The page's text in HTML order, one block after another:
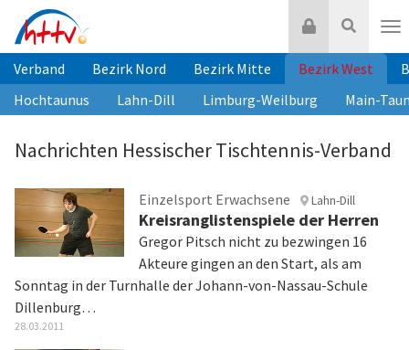
Inhalt
springen
Suche
Login
Verband Bezirk Nord Bezirk Mitte Bezirk West
Hochtaunus
Lahn-Dill Limburg-Weilburg Main-
Nachrichten Hessischer Tischtennis-Verband
Einzelsport Erwachsene Lahn-Dill
Kreisranglistenspiele der Herren
Gregor Pitsch nicht zu bezwingen 16
Akteure gingen an den Start, als am
Sonntag in der Turnhalle der Johann-von-Nassau-Schule
Dillenburg…
28.03.2011